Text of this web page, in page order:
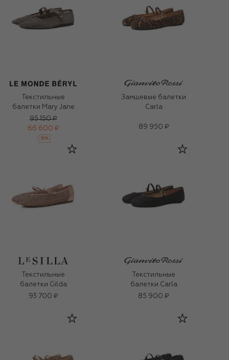
Текстильные
балетки Mary Jane
95 150 ₽
66 600 ₽
-30%
Замшевые балетки
Carla
89 950 ₽
Текстильные
балетки Gilda
93 700 ₽
Текстильные
балетки Carla
85 900 ₽